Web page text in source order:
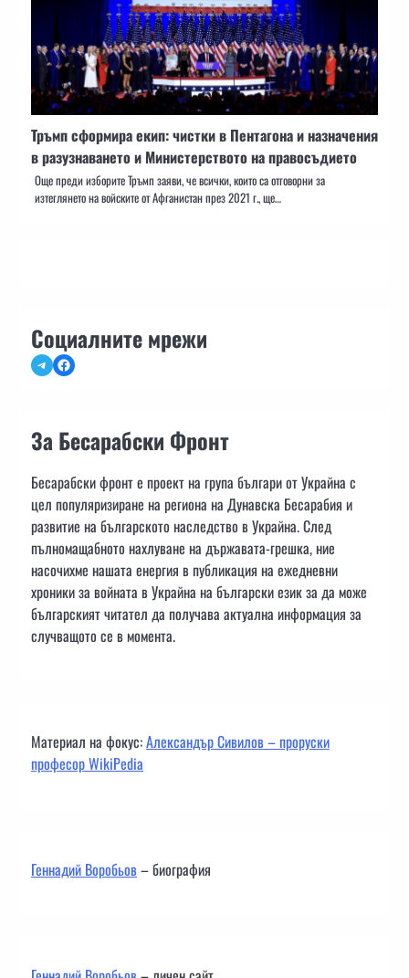
Тръмп сформира екип: чистки в Пентагона и назначения
в разузнаването и Министерството на правосъдието
Още преди изборите Тръмп заяви, че всички, които са отговорни за
изтеглянето на войските от Афганистан през 2021 г., ще…
Социалните мрежи
TelegramFacebook
За Бесарабски Фронт
Бесарабски фронт е проект на група българи от Украйна с
цел популяризиране на региона на Дунавска Бесарабия и
развитие на българското наследство в Украйна. След
пълномащабното нахлуване на държавата-грешка, ние
насочихме нашата енергия в публикация на ежедневни
хроники за войната в Украйна на български език за да може
българският читател да получава актуална информация за
случващото се в момента.
Материал на фокус:Александър Сивилов – проруски
професор WikiPedia
Геннадий Воробьов– биография